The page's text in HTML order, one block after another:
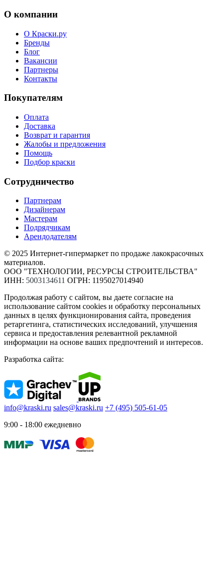
О компании
О Краски.ру
Бренды
Блог
Вакансии
Партнеры
Контакты
Покупателям
Оплата
Доставка
Возврат и гарантия
Жалобы и предложения
Помощь
Подбор краски
Сотрудничество
Партнерам
Дизайнерам
Мастерам
Подрядчикам
Арендодателям
© 2025 Интернет-гипермаркет по продаже лакокрасочных
материалов.
ООО "ТЕХНОЛОГИИ, РЕСУРСЫ СТРОИТЕЛЬСТВА"
ИНН: 5003134611 ОГРН: 1195027014940
Продолжая работу с сайтом, вы даете согласие на
использование сайтом cookies и обработку персональных
данных в целях функционирования сайта, проведения
ретаргетинга, статистических исследований, улучшения
сервиса и предоставления релевантной рекламной
информации на основе ваших предпочтений и интересов.
Разработка сайта:
info@kraski.ru sales@kraski.ru +7 (495) 505-61-05
9:00 - 18:00 ежедневно